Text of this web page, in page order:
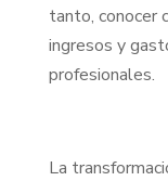
tanto, conocer
ingresos y
profesionales.
La